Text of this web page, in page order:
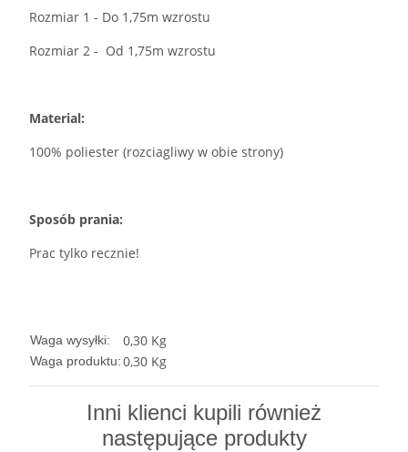
Rozmiar 1 - Do 1,75m wzrostu
Rozmiar 2 - Od 1,75m wzrostu
Material:
100% poliester (rozciagliwy w obie strony)
Sposób prania:
Prac tylko recznie!
Waga wysyłki: 0,30 Kg
Waga produktu:0,30 Kg
Inni klienci kupili również
następujące produkty